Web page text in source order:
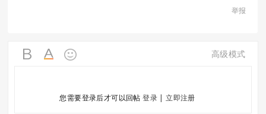
举报
高级模式
您需要登录后才可以回帖登录|立即注册